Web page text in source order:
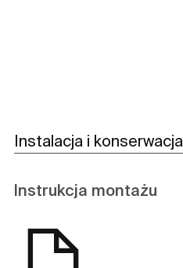
Instalacja i konserwacja
Instrukcja montażu